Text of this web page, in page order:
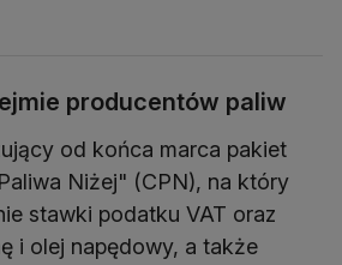
producentów paliw
od końca marca pakiet
Niżej" (CPN), na który
stawki podatku VAT oraz
i olej napędowy, a także